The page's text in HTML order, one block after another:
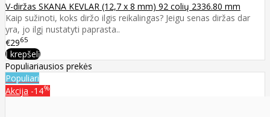
V-diržas SKANA KEVLAR (12,7 x 8 mm) 92 colių 2336.80 mm
Kaip sužinoti, koks diržo ilgis reikalingas? Jeigu senas diržas dar
yra, jo ilgį nustatyti paprasta..
€2965
Į krepšelį
Populiariausios prekės
Populiari
Akcija -14%